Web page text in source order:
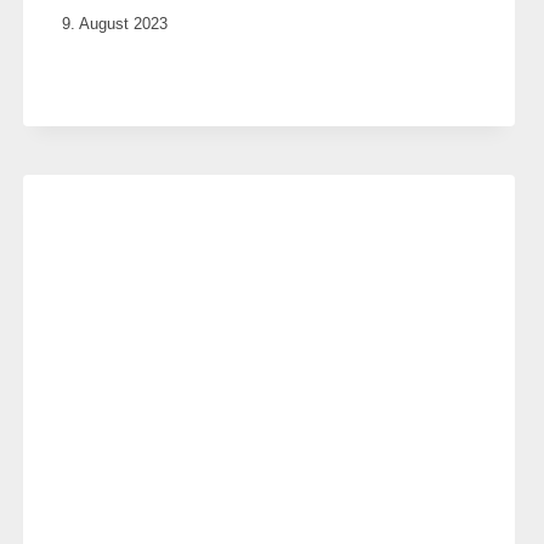
Von
9. August 2023